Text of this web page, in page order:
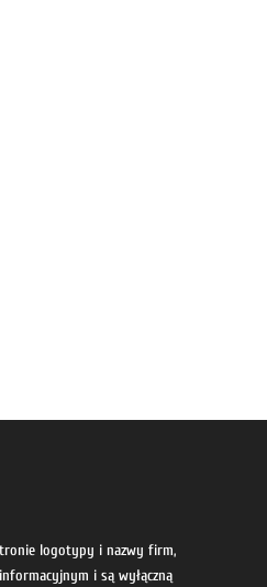
logotypy i nazwy firm,
i są wyłączną